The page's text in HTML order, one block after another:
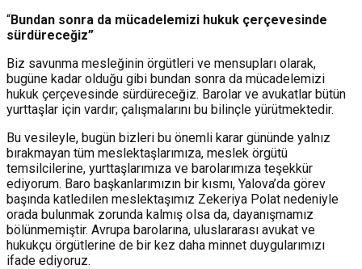
“Bundan sonra da mücadelemizi hukuk çerçevesinde
sürdüreceğiz”
Biz savunma mesleğinin örgütleri ve mensupları olarak,
bugüne kadar olduğu gibi bundan sonra da mücadelemizi
hukuk çerçevesinde sürdüreceğiz. Barolar ve avukatlar bütün
yurttaşlar için vardır; çalışmalarını bu bilinçle yürütmektedir.
Bu vesileyle, bugün bizleri bu önemli karar gününde yalnız
bırakmayan tüm meslektaşlarımıza, meslek örgütü
temsilcilerine, yurttaşlarımıza ve barolarımıza teşekkür
ediyorum. Baro başkanlarımızın bir kısmı, Yalova’da görev
başında katledilen meslektaşımız Zekeriya Polat nedeniyle
orada bulunmak zorunda kalmış olsa da, dayanışmamız
bölünmemiştir. Avrupa barolarına, uluslararası avukat ve
hukukçu örgütlerine de bir kez daha minnet duygularımızı
ifade ediyoruz.